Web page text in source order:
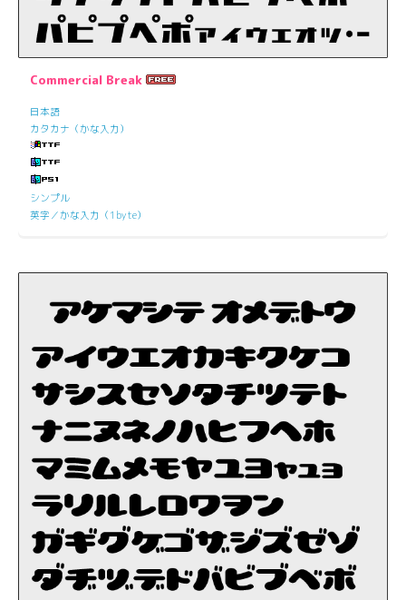
Commercial Break
日本語
カタカナ（かな入力）
シンプル
英字／かな入力（1byte）